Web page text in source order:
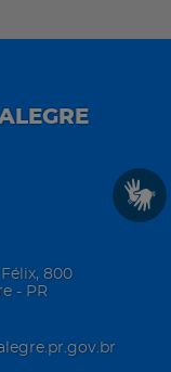
800
- PR